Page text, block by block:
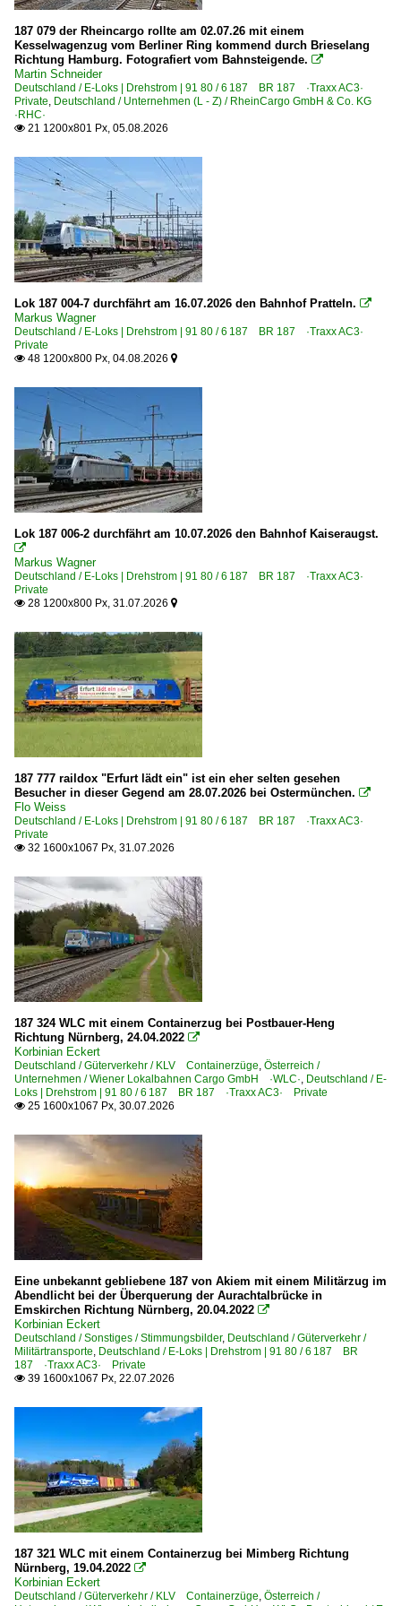
Vossloh HSG Schienenschleifzug
Bahndienstfahrzeuge | historisch
Bahnhöfe (A - E)
Aachen
Angermünde
Angersdorf
Anklam / MV
Basel Bad Bf
Berlin Schönefeld Flughafen
Bienenbüttel
Bitterfeld
Braunschweig Hbf ·HBS·
Bremen Hbf ·HB·
Dessau
Dresden (sonstige)
Dresden Hbf ·DH·
Dresden-Neustadt
Duisburg (sonstige)
Düren
Düsseldorf Hbf ·KD·
Eberswalde
Eichenberg
Eichstätt
Bahnhöfe (F - K)
Fährhafen Sassnitz (Mukran Port GmbH, Zugang nur
Frankfurt am Main (sonstige)
Friedberg (Hessen)
Fulda
Geislingen (Steige)
Göschwitz (Saale)
Göttingen
Großkorbetha
Gütersloh
Halle (Saale) Hbf ·LH·
Hamburg (sonstige)
Hamburg-Harburg
Hämelerwald
Hanau Hbf ·FH·
Hannover Hbf ·HH·
Hasbergen
Heddesheim/Hirschberg
Hochstadt/Marktzeuln
Kaiserslautern Hbf ·SKL·
Karlsruhe Hbf ·RK·
Kirchen/Sieg
Köthen (Anhalt)
Krefeld
Kreuztal
Bahnhöfe (L - Q)
2013
2014
2015
2016
2017
2018
2019
2020
2020
2021
2022
2023
2024
2025
187 079 der Rheincargo rollte am 02.07.26 mit einem
Kesselwagenzug vom Berliner Ring kommend durch Brieselang
Richtung Hamburg. Fotografiert vom Bahnsteigende. 
Martin Schneider
Deutschland / E-Loks | Drehstrom | 91 80 / 6 187 BR 187 ·Traxx AC3·
Private, Deutschland / Unternehmen (L - Z) / RheinCargo GmbH & Co. KG
·RHC·
 21 1200x801 Px, 05.08.2026
Lok 187 004-7 durchfährt am 16.07.2026 den Bahnhof Pratteln. 
Markus Wagner
Deutschland / E-Loks | Drehstrom | 91 80 / 6 187 BR 187 ·Traxx AC3·
Private
 48 1200x800 Px, 04.08.2026 
Lok 187 006-2 durchfährt am 10.07.2026 den Bahnhof Kaiseraugst.

Markus Wagner
Deutschland / E-Loks | Drehstrom | 91 80 / 6 187 BR 187 ·Traxx AC3·
Private
 28 1200x800 Px, 31.07.2026 
187 777 raildox "Erfurt lädt ein" ist ein eher selten gesehen
Besucher in dieser Gegend am 28.07.2026 bei Ostermünchen. 
Flo Weiss
Deutschland / E-Loks | Drehstrom | 91 80 / 6 187 BR 187 ·Traxx AC3·
Private
 32 1600x1067 Px, 31.07.2026
187 324 WLC mit einem Containerzug bei Postbauer-Heng
Richtung Nürnberg, 24.04.2022 
Korbinian Eckert
Deutschland / Güterverkehr / KLV Containerzüge, Österreich /
Unternehmen / Wiener Lokalbahnen Cargo GmbH ·WLC·, Deutschland / E-
Loks | Drehstrom | 91 80 / 6 187 BR 187 ·Traxx AC3· Private
 25 1600x1067 Px, 30.07.2026
Eine unbekannt gebliebene 187 von Akiem mit einem Militärzug im
Abendlicht bei der Überquerung der Aurachtalbrücke in
Emskirchen Richtung Nürnberg, 20.04.2022 
Korbinian Eckert
Deutschland / Sonstiges / Stimmungsbilder, Deutschland / Güterverkehr /
Militärtransporte, Deutschland / E-Loks | Drehstrom | 91 80 / 6 187 BR
187 ·Traxx AC3· Private
 39 1600x1067 Px, 22.07.2026
187 321 WLC mit einem Containerzug bei Mimberg Richtung
Nürnberg, 19.04.2022 
Korbinian Eckert
Deutschland / Güterverkehr / KLV Containerzüge, Österreich /